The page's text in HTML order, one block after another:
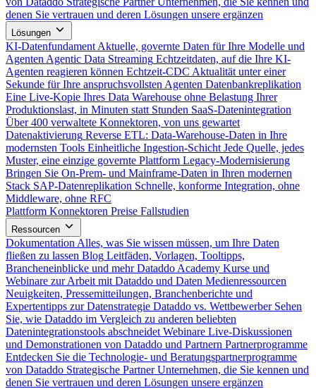
denen Sie vertrauen und deren Lösungen unsere ergänzen
Lösungen
KI-Datenfundament Aktuelle, governte Daten für Ihre Modelle und
Agenten Agentic Data Streaming Echtzeitdaten, auf die Ihre KI-
Agenten reagieren können Echtzeit-CDC Aktualität unter einer
Sekunde für Ihre anspruchsvollsten Agenten Datenbankreplikation
Eine Live-Kopie Ihres Data Warehouse ohne Belastung Ihrer
Produktionslast, in Minuten statt Stunden SaaS-Datenintegration
Über 400 verwaltete Konnektoren, von uns gewartet
Datenaktivierung Reverse ETL: Data-Warehouse-Daten in Ihre
modernsten Tools Einheitliche Ingestion-Schicht Jede Quelle, jedes
Muster, eine einzige governte Plattform Legacy-Modernisierung
Bringen Sie On-Prem- und Mainframe-Daten in Ihren modernen
Stack SAP-Datenreplikation Schnelle, konforme Integration, ohne
Middleware, ohne RFC
Plattform Konnektoren Preise Fallstudien
Ressourcen
Dokumentation Alles, was Sie wissen müssen, um Ihre Daten
fließen zu lassen Blog Leitfäden, Vorlagen, Tooltipps,
Brancheneinblicke und mehr Dataddo Academy Kurse und
Webinare zur Arbeit mit Dataddo und Daten Medienressourcen
Neuigkeiten, Pressemitteilungen, Branchenberichte und
Expertentipps zur Datenstrategie Dataddo vs. Wettbewerber Sehen
Sie, wie Dataddo im Vergleich zu anderen beliebten
Datenintegrationstools abschneidet Webinare Live-Diskussionen
und Demonstrationen von Dataddo und Partnern Partnerprogramme
Entdecken Sie die Technologie- und Beratungspartnerprogramme
von Dataddo Strategische Partner Unternehmen, die Sie kennen und
denen Sie vertrauen und deren Lösungen unsere ergänzen